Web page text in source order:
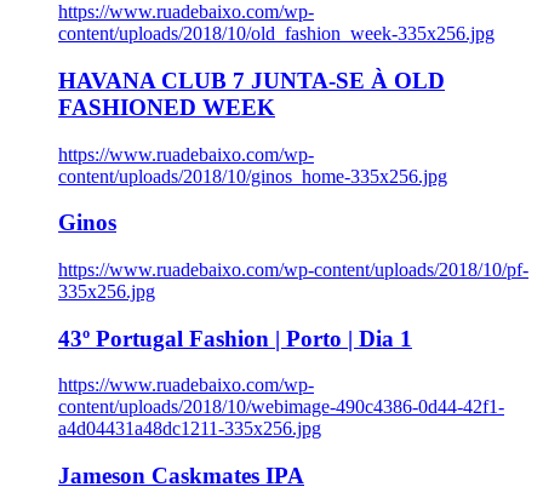
https://www.ruadebaixo.com/wp-
content/uploads/2018/10/old_fashion_week-335x256.jpg
HAVANA CLUB 7 JUNTA-SE À OLD
FASHIONED WEEK
https://www.ruadebaixo.com/wp-
content/uploads/2018/10/ginos_home-335x256.jpg
Ginos
https://www.ruadebaixo.com/wp-content/uploads/2018/10/pf-
335x256.jpg
43º Portugal Fashion | Porto | Dia 1
https://www.ruadebaixo.com/wp-
content/uploads/2018/10/webimage-490c4386-0d44-42f1-
a4d04431a48dc1211-335x256.jpg
Jameson Caskmates IPA